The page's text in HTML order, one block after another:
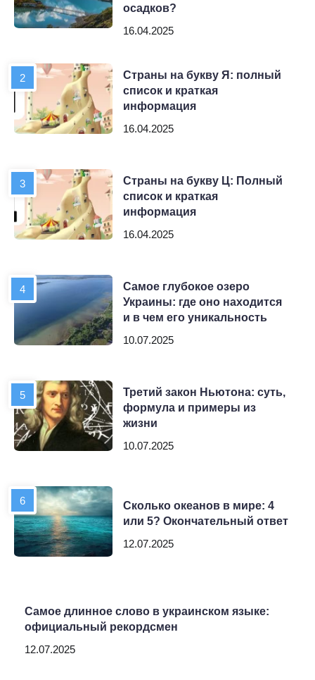
осадков?
16.04.2025
Страны на букву Я: полный
список и краткая
информация
16.04.2025
Страны на букву Ц: Полный
список и краткая
информация
16.04.2025
Самое глубокое озеро
Украины: где оно находится
и в чем его уникальность
10.07.2025
Третий закон Ньютона: суть,
формула и примеры из
жизни
10.07.2025
Сколько океанов в мире: 4
или 5? Окончательный ответ
12.07.2025
Самое длинное слово в украинском языке:
официальный рекордсмен
12.07.2025